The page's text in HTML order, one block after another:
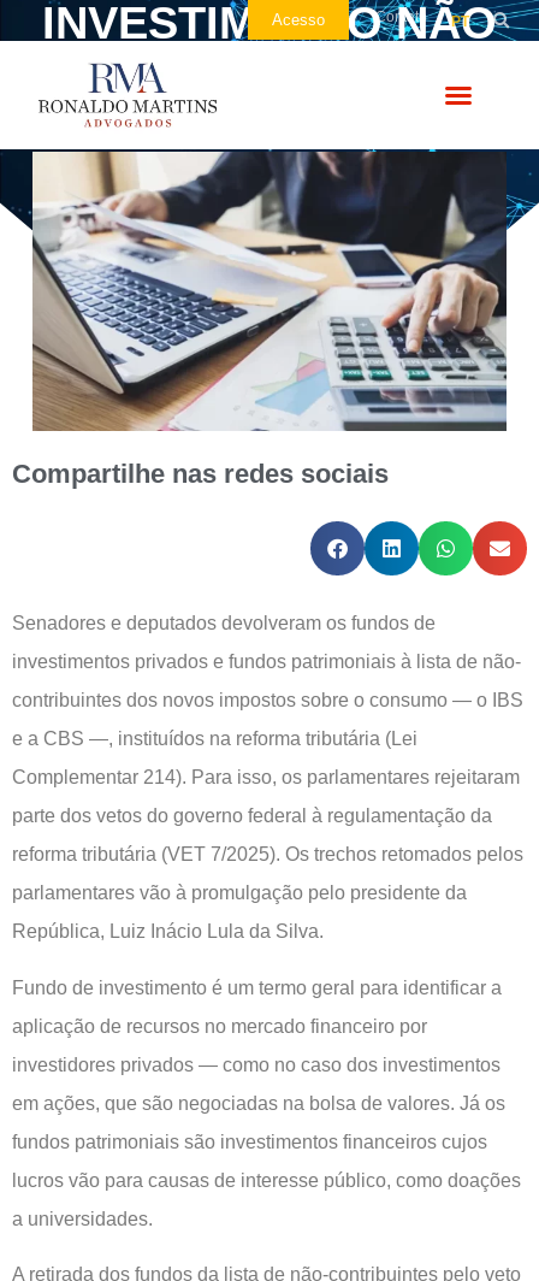
Acesso Contato PT
INVESTIMENTO NÃO
PAGARÃO CBS E IBS
Compartilhe nas redes sociais
Senadores e deputados devolveram os fundos de
investimentos privados e fundos patrimoniais à lista de não-
contribuintes dos novos impostos sobre o consumo — o IBS
e a CBS —, instituídos na reforma tributária (Lei
Complementar 214). Para isso, os parlamentares rejeitaram
parte dos vetos do governo federal à regulamentação da
reforma tributária (VET 7/2025). Os trechos retomados pelos
parlamentares vão à promulgação pelo presidente da
República, Luiz Inácio Lula da Silva.
Fundo de investimento é um termo geral para identificar a
aplicação de recursos no mercado financeiro por
investidores privados — como no caso dos investimentos
em ações, que são negociadas na bolsa de valores. Já os
fundos patrimoniais são investimentos financeiros cujos
lucros vão para causas de interesse público, como doações
a universidades.
A retirada dos fundos da lista de não-contribuintes pelo veto